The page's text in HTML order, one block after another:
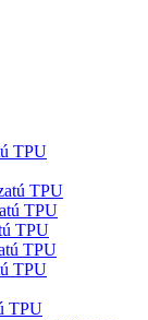
TPU
TPU
TPU
TPU
TPU
TPU
TPU